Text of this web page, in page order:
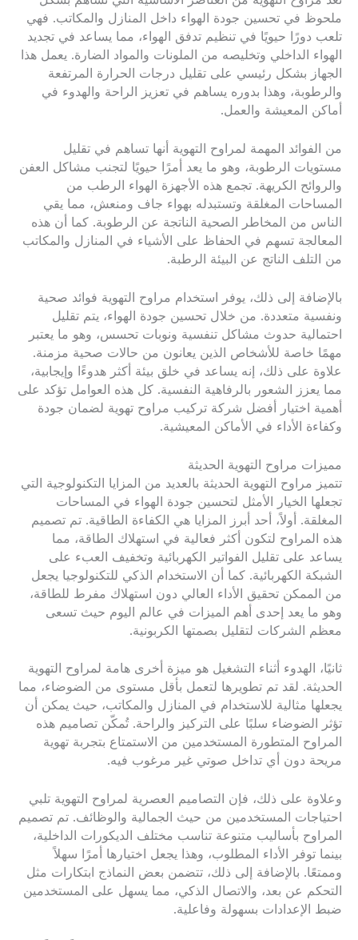
ملحوظ في تحسين جودة الهواء داخل المنازل والمكاتب. فهي
تلعب دورًا حيويًا في تنظيم تدفق الهواء، مما يساعد في تجديد
الهواء الداخلي وتخليصه من الملونات والمواد الضارة. يعمل هذا
الجهاز بشكل رئيسي على تقليل درجات الحرارة المرتفعة
والرطوبة، وهذا بدوره يساهم في تعزيز الراحة والهدوء في
أماكن المعيشة والعمل.
من الفوائد المهمة لمراوح التهوية أنها تساهم في تقليل
مستويات الرطوبة، وهو ما يعد أمرًا حيويًا لتجنب مشاكل العفن
والروائح الكريهة. تجمع هذه الأجهزة الهواء الرطب من
المساحات المغلقة وتستبدله بهواء جاف ومنعش، مما يقي
الناس من المخاطر الصحية الناتجة عن الرطوبة. كما أن هذه
المعالجة تسهم في الحفاظ على الأشياء في المنازل والمكاتب
من التلف الناتج عن البيئة الرطبة.
بالإضافة إلى ذلك، يوفر استخدام مراوح التهوية فوائد صحية
ونفسية متعددة. من خلال تحسين جودة الهواء، يتم تقليل
احتمالية حدوث مشاكل تنفسية ونوبات تحسس، وهو ما يعتبر
مهمًا خاصة للأشخاص الذين يعانون من حالات صحية مزمنة.
علاوة على ذلك، إنه يساعد في خلق بيئة أكثر هدوءًا وإيجابية،
مما يعزز الشعور بالرفاهية النفسية. كل هذه العوامل تؤكد على
أهمية اختيار أفضل شركة تركيب مراوح تهوية لضمان جودة
وكفاءة الأداء في الأماكن المعيشية.
مميزات مراوح التهوية الحديثة
تتميز مراوح التهوية الحديثة بالعديد من المزايا التكنولوجية التي
تجعلها الخيار الأمثل لتحسين جودة الهواء في المساحات
المغلقة. أولاً، أحد أبرز المزايا هي الكفاءة الطاقية. تم تصميم
هذه المراوح لتكون أكثر فعالية في استهلاك الطاقة، مما
يساعد على تقليل الفواتير الكهربائية وتخفيف العبء على
الشبكة الكهربائية. كما أن الاستخدام الذكي للتكنولوجيا يجعل
من الممكن تحقيق الأداء العالي دون استهلاك مفرط للطاقة،
وهو ما يعد إحدى أهم الميزات في عالم اليوم حيث تسعى
معظم الشركات لتقليل بصمتها الكربونية.
ثانيًا، الهدوء أثناء التشغيل هو ميزة أخرى هامة لمراوح التهوية
الحديثة. لقد تم تطويرها لتعمل بأقل مستوى من الضوضاء، مما
يجعلها مثالية للاستخدام في المنازل والمكاتب، حيث يمكن أن
تؤثر الضوضاء سلبًا على التركيز والراحة. تُمكّن تصاميم هذه
المراوح المتطورة المستخدمين من الاستمتاع بتجربة تهوية
مريحة دون أي تداخل صوتي غير مرغوب فيه.
وعلاوة على ذلك، فإن التصاميم العصرية لمراوح التهوية تلبي
احتياجات المستخدمين من حيث الجمالية والوظائف. تم تصميم
المراوح بأساليب متنوعة تناسب مختلف الديكورات الداخلية،
بينما توفر الأداء المطلوب، وهذا يجعل اختيارها أمرًا سهلاً
وممتعًا. بالإضافة إلى ذلك، تتضمن بعض النماذج ابتكارات مثل
التحكم عن بعد، والاتصال الذكي، مما يسهل على المستخدمين
ضبط الإعدادات بسهولة وفاعلية.